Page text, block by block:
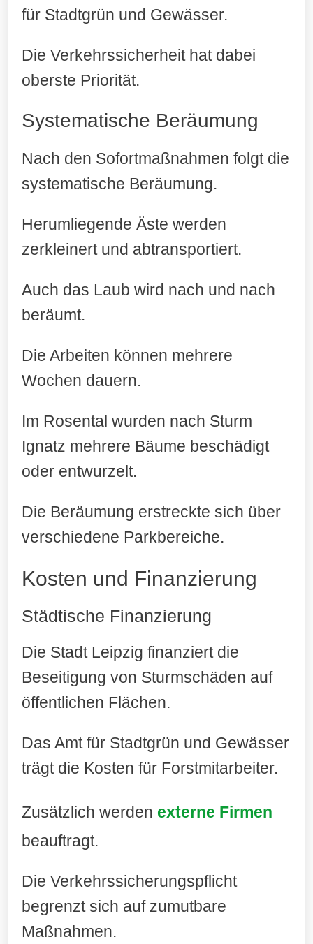
für Stadtgrün und Gewässer.
Die Verkehrssicherheit hat dabei
oberste Priorität.
Systematische Beräumung
Nach den Sofortmaßnahmen folgt die
systematische Beräumung.
Herumliegende Äste werden
zerkleinert und abtransportiert.
Auch das Laub wird nach und nach
beräumt.
Die Arbeiten können mehrere
Wochen dauern.
Im Rosental wurden nach Sturm
Ignatz mehrere Bäume beschädigt
oder entwurzelt.
Die Beräumung erstreckte sich über
verschiedene Parkbereiche.
Kosten und Finanzierung
Städtische Finanzierung
Die Stadt Leipzig finanziert die
Beseitigung von Sturmschäden auf
öffentlichen Flächen.
Das Amt für Stadtgrün und Gewässer
trägt die Kosten für Forstmitarbeiter.
Zusätzlich werden externe Firmen
beauftragt.
Die Verkehrssicherungspflicht
begrenzt sich auf zumutbare
Maßnahmen.